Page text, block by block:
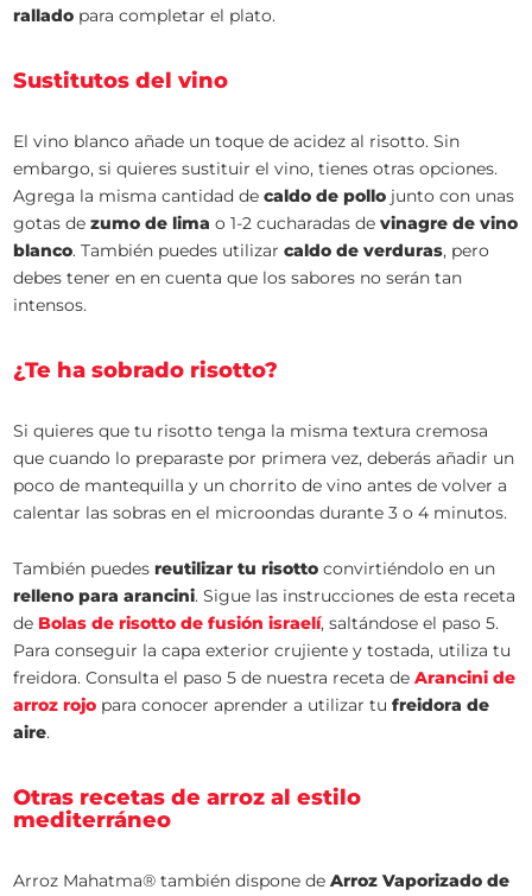
rallado para completar el plato.
Sustitutos del vino
El vino blanco añade un toque de acidez al risotto. Sin
embargo, si quieres sustituir el vino, tienes otras opciones.
Agrega la misma cantidad decaldo de pollo junto con unas
gotas dezumo de lima o 1-2 cucharadas devinagre de vino
blanco. También puedes utilizarcaldo de verduras, pero
debes tener en en cuenta que los sabores no serán tan
intensos.
¿Te ha sobrado risotto?
Si quieres que tu risotto tenga la misma textura cremosa
que cuando lo preparaste por primera vez, deberás añadir un
poco de mantequilla y un chorrito de vino antes de volver a
calentar las sobras en el microondas durante 3 o 4 minutos.
También puedes reutilizar tu risotto convirtiéndolo en un
relleno para arancini. Sigue las instrucciones de esta receta
de Bolas de risotto de fusión israelí, saltándose el paso 5.
Para conseguir la capa exterior crujiente y tostada, utiliza tu
freidora. Consulta el paso 5 de nuestra receta deArancini de
arroz rojo para conocer aprender a utilizar tufreidora de
aire.
Otras recetas de arroz al estilo
mediterráneo
Arroz Mahatma® también dispone de Arroz Vaporizado de